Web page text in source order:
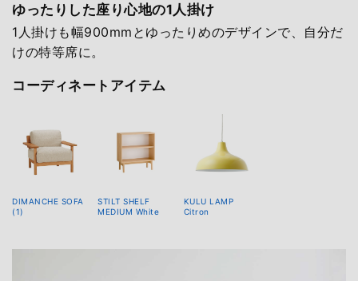
ゆったりした座り心地の1人掛け
1人掛けも幅900mmとゆったりめのデザインで、自分だ
けの特等席に。
コーディネートアイテム
DIMANCHE SOFA
(1)
STILT SHELF
MEDIUM White
KULU LAMP
Citron